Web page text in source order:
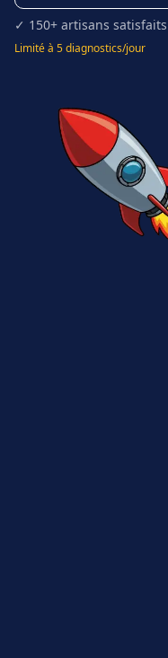
✓ 150+ artisans satisfaits
Limité à 5 diagnostics/jour